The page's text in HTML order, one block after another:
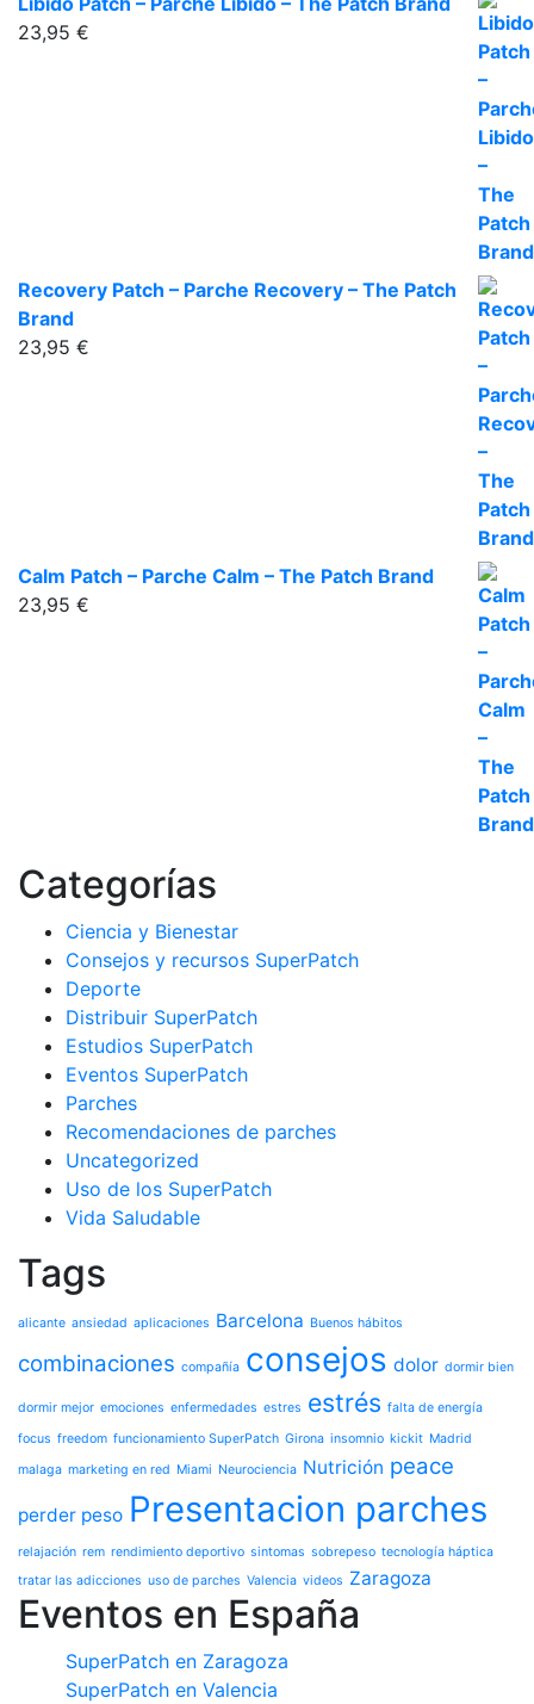
23,95 €
Recovery Patch – Parche Recovery – The Patch
Brand
23,95 €
Calm Patch – Parche Calm – The Patch Brand
23,95 €
Categorías
Ciencia y Bienestar
Consejos y recursos SuperPatch
Deporte
Distribuir SuperPatch
Estudios SuperPatch
Eventos SuperPatch
Parches
Recomendaciones de parches
Uncategorized
Uso de los SuperPatch
Vida Saludable
Tags
alicante ansiedad aplicaciones Barcelona Buenos hábitos
combinaciones compañía consejos dolor dormir bien
dormir mejor emociones enfermedades estres estrés falta de energía
focus freedom funcionamiento SuperPatch Girona insomnio kickit Madrid
malaga marketing en red Miami Neurociencia Nutrición peace
perder peso Presentacion parches
relajación rem rendimiento deportivo sintomas sobrepeso tecnología háptica
tratar las adicciones uso de parches Valencia videos Zaragoza
Eventos en España
SuperPatch en Zaragoza
SuperPatch en Valencia